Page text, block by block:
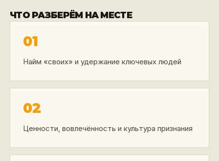
ЧТО РАЗБЕРЁМ НА МЕСТЕ
01
Найм «своих» и удержание ключевых людей
02
Ценности, вовлечённость и культура признания